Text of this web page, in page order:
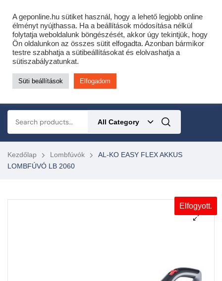
Cofidis expressz online áruhitel 0 % THM-el 10 hónapra!
Most minden akciós HQ láncfűrészhez ajándékba adunk egy fűrészláncot!
Részletek ide kattintva!
KERTÉSZETI – ERDÉSZETI – ÉPÍTŐIPARI GÉP WEBSHOP
All Category
Kezdőlap Lombfúvók
AL-KO EASY FLEX AKKUS
LOMBFÚVÓ LB 2060
Elfogyott.
A geponline.hu sütiket használ, hogy a lehető legjobb online
élményt nyújthassa. Ha a beállítások módosítása nélkül
folytatja weboldalunk böngészését, akkor úgy tekintjük, hogy
Ön oldalunkon az összes sütit elfogadta. Azonban bármikor
testre szabhatja a sütibeállításokat és elolvashatja a
sütiszabályzatunkat.
Süti beállítások Elfogadom